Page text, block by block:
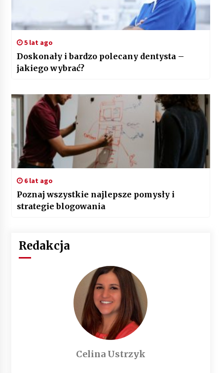
5 lat ago
Doskonały i bardzo polecany dentysta –
jakiego wybrać?
6 lat ago
Poznaj wszystkie najlepsze pomysły i
strategie blogowania
Redakcja
Celina Ustrzyk